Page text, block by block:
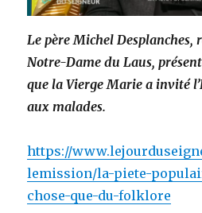
Le père Michel Desplanches,
Notre-Dame du Laus,
que la Vierge Marie a invité
aux malades.
https://
lemission/la-piete-
chose-que-du-folklore